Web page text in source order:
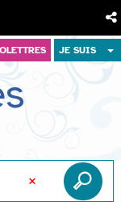
JE SUIS